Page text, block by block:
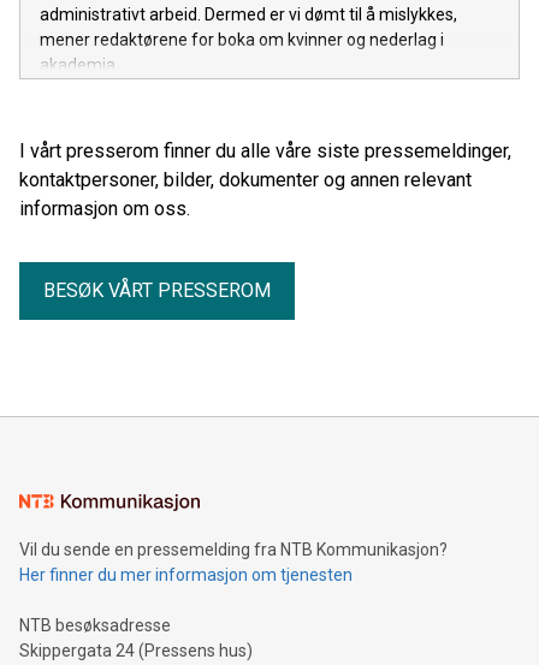
administrativt arbeid. Dermed er vi dømt til å mislykkes,
mener redaktørene for boka om kvinner og nederlag i
akademia.
I vårt presserom finner du alle våre siste pressemeldinger,
kontaktpersoner, bilder, dokumenter og annen relevant
informasjon om oss.
BESØK VÅRT PRESSEROM
Vil du sende en pressemelding fra NTB Kommunikasjon?
Her finner du mer informasjon om tjenesten
NTB besøksadresse
Skippergata 24 (Pressens hus)